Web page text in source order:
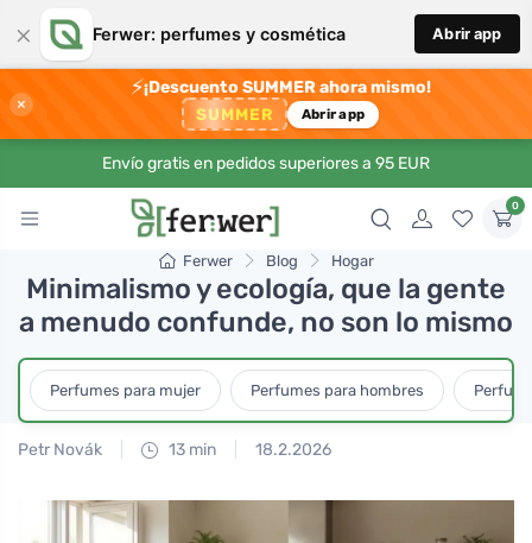
× Ferwer: perfumes y cosmética Abrir app
×
⚡¡Descuento SUMMER ahora mismo!
SUMMER Abrir app
Envío gratis en pedidos superiores a 95 EUR
0
Ferwer Blog Hogar
Minimalismo y ecología, que la gente
a menudo confunde, no son lo mismo
Perfumes para mujer Perfumes para hombres
Petr Novák 13 min 18.2.2026